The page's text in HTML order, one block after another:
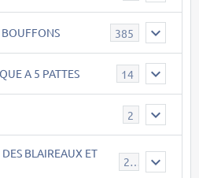
BOUFFONS 385
A 5 PATTES 14
2
BLAIREAUX ET
21